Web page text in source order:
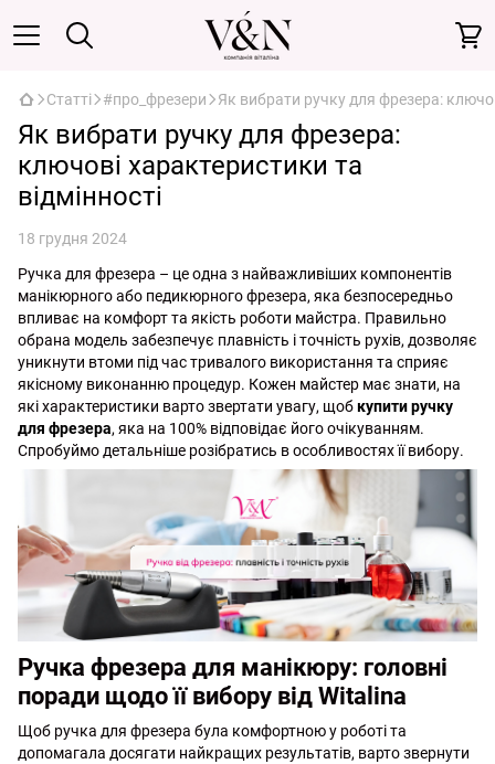
Статті #про_фрезери Як вибрати ручку для фрезера:
Як вибрати ручку для фрезера:
ключові характеристики та
відмінності
18 грудня 2024
Ручка для фрезера – це одна з найважливіших компонентів
манікюрного або педикюрного фрезера, яка безпосередньо
впливає на комфорт та якість роботи майстра. Правильно
обрана модель забезпечує плавність і точність рухів, дозволяє
уникнути втоми під час тривалого використання та сприяє
якісному виконанню процедур. Кожен майстер має знати, на
які характеристики варто звертати увагу, щобкупити ручку
для фрезера, яка на 100% відповідає його очікуванням.
Спробуймо детальніше розібратись в особливостях її вибору.
Ручка фрезера для манікюру: головні
поради щодо її вибору від Witalina
Щоб ручка для фрезера була комфортною у роботі та
допомагала досягати найкращих результатів, варто звернути